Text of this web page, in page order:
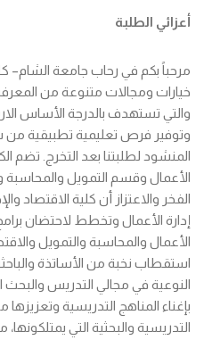
أعزائي الطلبة
مرحباً بكم في رحاب جامعة الشام–
خيارات ومجالات متنوعة من
والتي تستهدف بالدرجة الأساس
وتوفير فرص تعليمية تطبيقية من
المنشود لطلبتنا بعد التخرج. تضم
الأعمال وقسم التمويل
الفخر والاعتزاز أن كلية الاقتصاد
إدارة الأعمال وتخطط لاحتضان
الأعمال والمحاسبة والتمويل
استقطاب نخبة من الأساتذة
النوعية في مجالي التدريس
بإغناء المناهج التدريسية
التدريسية والبحثية التي